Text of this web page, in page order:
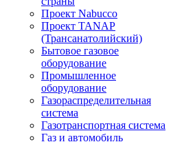
Проект Nabucco
Проект TANAP
(Трансанатолийский)
Бытовое газовое
оборудование
Промышленное
оборудование
Газораспределительная
система
Газотранспортная система
Газ и автомобиль